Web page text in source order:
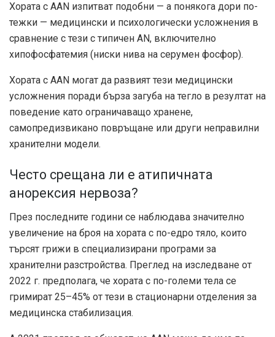
Хората с AAN изпитват подобни — а понякога дори по-
тежки — медицински и психологически усложнения в
сравнение с тези с типичен AN, включително
хипофосфатемия (ниски нива на серумен фосфор).
Хората с AAN могат да развият тези медицински
усложнения поради бърза загуба на тегло в резултат на
поведение като ограничаващо хранене,
самопредизвикано повръщане или други неправилни
хранителни модели.
Често срещана ли е атипичната
анорексия нервоза?
През последните години се наблюдава значително
увеличение на броя на хората с по-едро тяло, които
търсят грижи в специализирани програми за
хранителни разстройства. Преглед на изследване от
2022 г. предполага, че хората с по-големи тела се
гримират 25–45% от тези в стационарни отделения за
медицинска стабилизация.